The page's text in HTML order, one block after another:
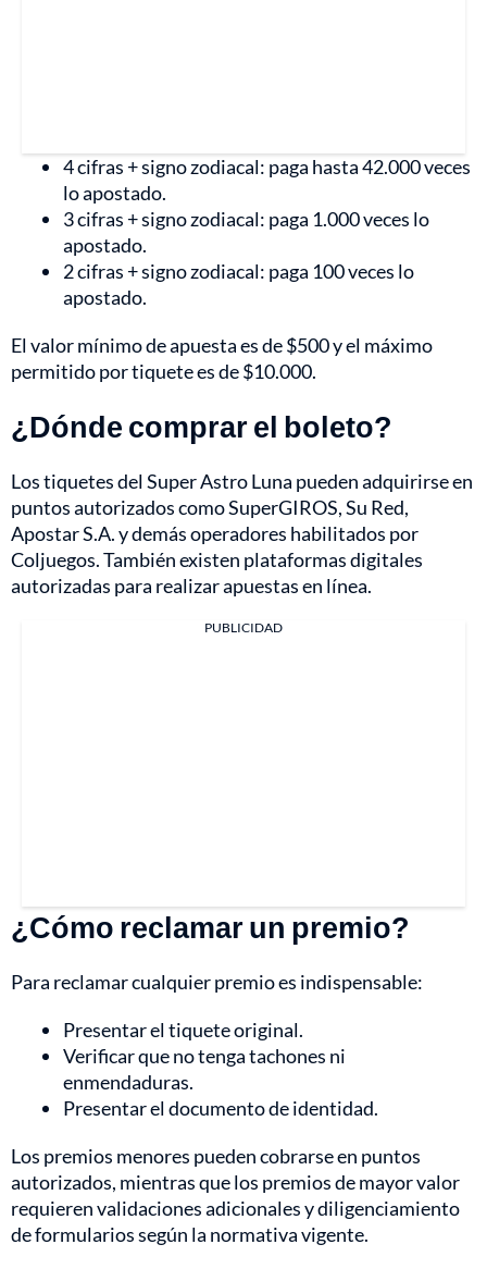
4 cifras + signo zodiacal: paga hasta 42.000 veces
lo apostado.
3 cifras + signo zodiacal: paga 1.000 veces lo
apostado.
2 cifras + signo zodiacal: paga 100 veces lo
apostado.
El valor mínimo de apuesta es de $500 y el máximo
permitido por tiquete es de $10.000.
¿Dónde comprar el boleto?
Los tiquetes del Super Astro Luna pueden adquirirse en
puntos autorizados como SuperGIROS, Su Red,
Apostar S.A. y demás operadores habilitados por
Coljuegos. También existen plataformas digitales
autorizadas para realizar apuestas en línea.
PUBLICIDAD
¿Cómo reclamar un premio?
Para reclamar cualquier premio es indispensable:
Presentar el tiquete original.
Verificar que no tenga tachones ni
enmendaduras.
Presentar el documento de identidad.
Los premios menores pueden cobrarse en puntos
autorizados, mientras que los premios de mayor valor
requieren validaciones adicionales y diligenciamiento
de formularios según la normativa vigente.